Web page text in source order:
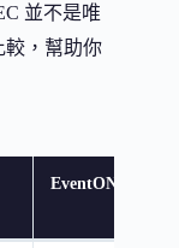
並不是唯
較，幫助你
EventON